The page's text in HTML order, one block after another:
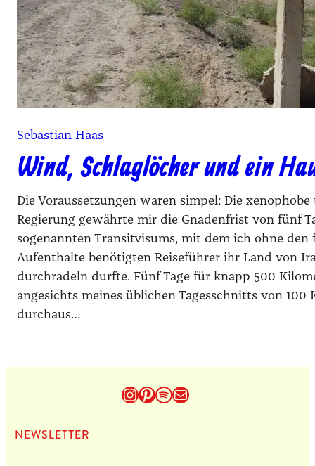
Sebastian Haas
Wind, Schlaglöcher und ein
Die Voraussetzungen waren simpel: Die
Regierung gewährte mir die Gnadenfrist von fünf
sogenannten Transitvisums, mit dem ich ohne den
Aufenthalte benötigten Reiseführer ihr Land von
durchradeln durfte. Fünf Tage für knapp 500
angesichts meines üblichen Tagesschnitts von 100
durchaus…
Instagram
Pinterest
Spotify
E-Mail
NEWS­LET­TER